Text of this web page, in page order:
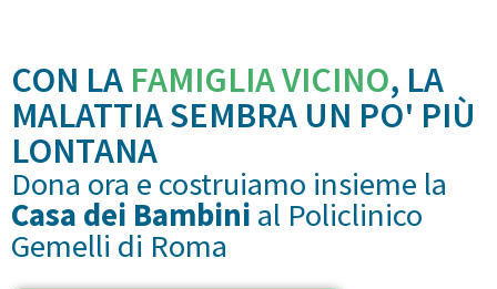
CON LA FAMIGLIA VICINO, LA
MALATTIA SEMBRA UN PO' PIÙ
LONTANA
Dona ora e costruiamo insieme la
Casa dei Bambini al Policlinico
Gemelli di Roma